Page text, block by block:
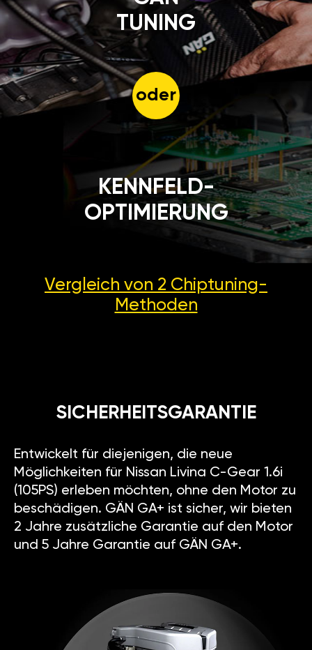
TUNING
oder
KENNFELD-
OPTIMIERUNG
Vergleich von 2 Chiptuning-
Methoden
SICHERHEITSGARANTIE
Entwickelt für diejenigen, die neue
Möglichkeiten für Nissan Livina C-Gear 1.6i
(105PS) erleben möchten, ohne den Motor zu
beschädigen. GÄN GA+ ist sicher, wir bieten
2 Jahre zusätzliche Garantie auf den Motor
und 5 Jahre Garantie auf GÄN GA+.